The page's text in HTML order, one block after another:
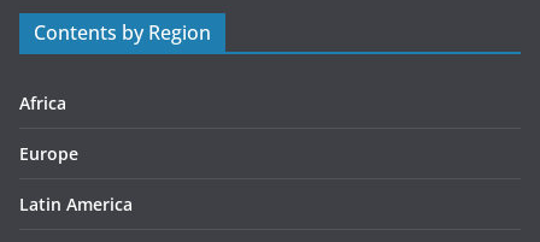
r
s
Contents by Region
Africa
Europe
Latin America